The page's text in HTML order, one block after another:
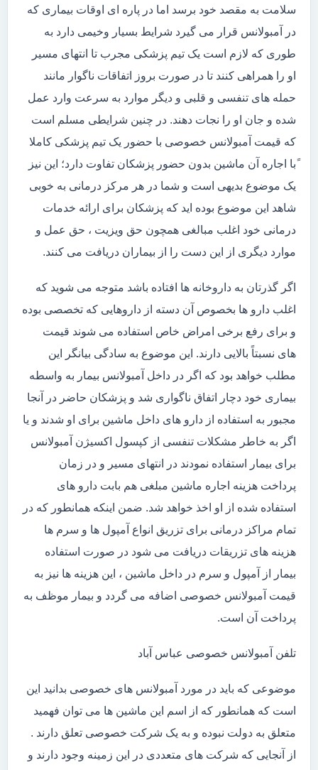
سلامت به مقصد خود برسد اما در پاره ای اوقات بیماری که
در آمبولانس قرار می گیرد شرایط بسیار وخیمی دارد به
طوری که لازم است یک تیم پزشکی مجرب تا انتهای مسیر
او را همراهی کنند تا در صورت بروز اتفاقات ناگوار مانند
حمله های تنفسی و قلبی و دیگر موارد به سرعت وارد عمل
شده و جان او را نجات دهند. در چنین شرایطی مسلم است
که قیمت آمبولانس خصوصی با حضور یک تیم پزشکی کاملا
ًبا اجاره آن ماشین بدون حضور پزشکان تفاوت دارد؛ این نیز
یک موضوع بدیهی است و شما در هر مرکز درمانی به خوبی
شاهد این موضوع بوده اید که پزشکان برای ارائه خدمات
درمانی خود اغلب مبالغی همچون حق ویزیت ، حق عمل و
موارد دیگری از این دست را از بیماران دریافت می کنند.
اگر گذرتان به داروخانه ها افتاده باشد متوجه می شوید که
اغلب دارو ها بخصوص آن دسته از داروهایی که تخصصی بوده
و برای رفع برخی امراض خاص استفاده می شوند قیمت
های نسبتاً بالایی دارند. این موضوع به سادگی بیانگر این
مطلب خواهد بود که اگر در داخل آمبولانس بیمار به واسطه
بیماری خود دچار اتفاق ناگواری شد و پزشکان حاضر در آنجا
مجبور به استفاده از دارو های داخل ماشین برای او شدند و یا
اگر به خاطر مشکلات تنفسی از کپسول اکسیژن آمبولانس
برای بیمار استفاده نمودند در انتهای مسیر و در زمان
پرداخت هزینه اجاره ماشین مبلغی هم بابت دارو های
استفاده شده از او اخذ خواهد شد. ضمن اینکه همانطور که در
تمام مراکز درمانی برای تزریق انواع آمپول ها و سرم ها
هزینه های تزریقات دریافت می شود در صورت استفاده
بیمار از آمپول و سرم در داخل ماشین ، این هزینه ها نیز به
قیمت آمبولانس خصوصی اضافه می گردد و بیمار موظف به
پرداخت آن است.
تلفن آمبولانس خصوصی عباس آباد
موضوعی که باید در مورد آمبولانس های خصوصی بدانید این
است که همانطور که از اسم این ماشین ها می توان فهمید
متعلق به دولت نبوده و به یک شرکت خصوصی تعلق دارند .
از آنجایی که شرکت های متعددی در این زمینه وجود دارند و